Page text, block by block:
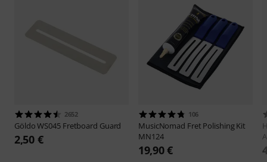
2652
GöldoWS045 Fretboard Guard
2,50 €
106
MusicNomad Fret Polishing Kit
MN124
19,90 €